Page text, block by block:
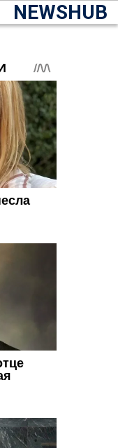
NEWSHUB